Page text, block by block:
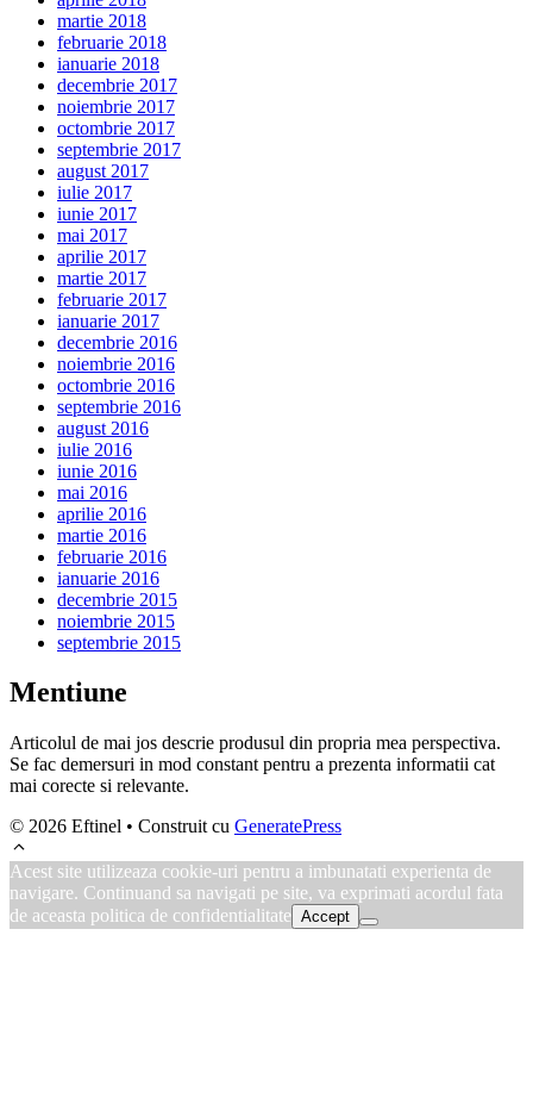
martie 2018
februarie 2018
ianuarie 2018
decembrie 2017
noiembrie 2017
octombrie 2017
septembrie 2017
august 2017
iulie 2017
iunie 2017
mai 2017
aprilie 2017
martie 2017
februarie 2017
ianuarie 2017
decembrie 2016
noiembrie 2016
octombrie 2016
septembrie 2016
august 2016
iulie 2016
iunie 2016
mai 2016
aprilie 2016
martie 2016
februarie 2016
ianuarie 2016
decembrie 2015
noiembrie 2015
septembrie 2015
Mentiune
Articolul de mai jos descrie produsul din propria mea perspectiva.
Se fac demersuri in mod constant pentru a prezenta informatii cat
mai corecte si relevante.
© 2026 Eftinel • Construit cu GeneratePress
Acest site utilizeaza cookie-uri pentru a imbunatati experienta de
navigare. Continuand sa navigati pe site, va exprimati acordul fata
de aceasta politica de confidentialitate Accept